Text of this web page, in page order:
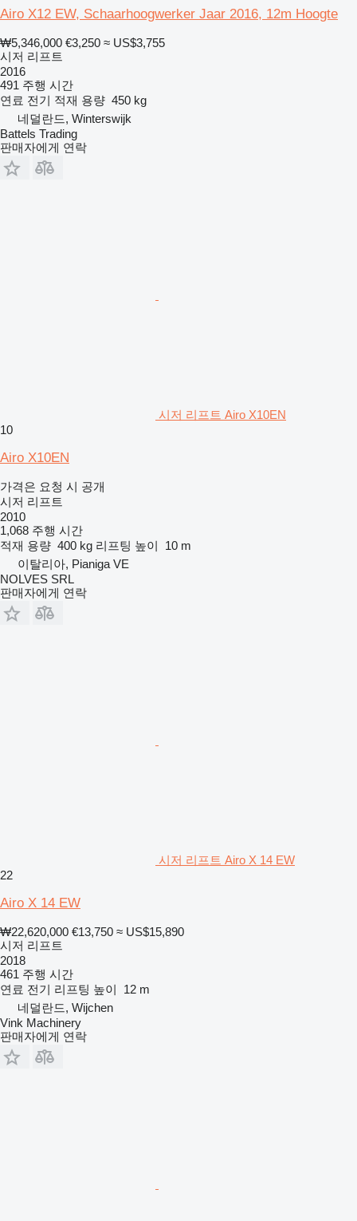
Airo X12 EW, Schaarhoogwerker Jaar 2016, 12m Hoogte
₩5,346,000 €3,250 ≈ US$3,755
시저 리프트
2016
491 주행 시간
연료 전기 적재 용량 450 kg
네덜란드, Winterswijk
Battels Trading
판매자에게 연락
시저 리프트 Airo X10EN
10
Airo X10EN
가격은 요청 시 공개
시저 리프트
2010
1,068 주행 시간
적재 용량 400 kg 리프팅 높이
10 m
이탈리아, Pianiga VE
NOLVES SRL
판매자에게 연락
시저 리프트 Airo X 14 EW
22
Airo X 14 EW
₩22,620,000 €13,750 ≈ US$15,890
시저 리프트
2018
461 주행 시간
연료 전기 리프팅 높이
12 m
네덜란드, Wijchen
Vink Machinery
판매자에게 연락